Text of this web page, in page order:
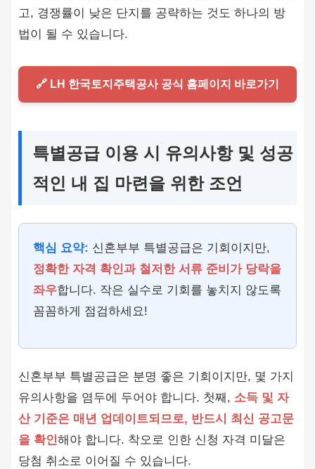
고, 경쟁률이 낮은 단지를 공략하는 것도 하나의 방
법이 될 수 있습니다.
🔗 LH 한국토지주택공사 공식 홈페이지 바로가기
특별공급 이용 시 유의사항 및 성공
적인 내 집 마련을 위한 조언
핵심 요약: 신혼부부 특별공급은 기회이지만,
정확한 자격 확인과 철저한 서류 준비가 당락을
좌우합니다. 작은 실수로 기회를 놓치지 않도록
꼼꼼하게 점검하세요!
신혼부부 특별공급은 분명 좋은 기회이지만, 몇 가지
유의사항을 염두에 두어야 합니다. 첫째, 소득 및 자
산 기준은 매년 업데이트되므로, 반드시 최신 공고문
을 확인해야 합니다. 착오로 인한 신청 자격 미달은
당첨 취소로 이어질 수 있습니다.